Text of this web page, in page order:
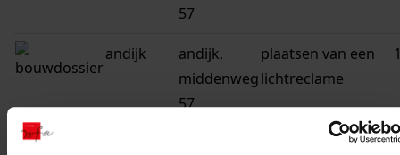
57
andijk
andijk,
middenweg
57
plaatsen van een
lichtreclame
vernieuwen van